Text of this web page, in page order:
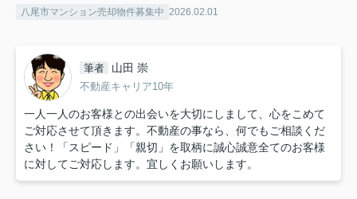
八尾市マンション売却物件募集中 2026.02.01
筆者 山田 崇
不動産キャリア10年
一人一人のお客様との出会いを大切にしまして、心をこめて
ご対応させて頂きます。不動産の事なら、何でもご相談くだ
さい！「スピード」「親切」を取柄に誠心誠意全てのお客様
に対してご対応します。宜しくお願いします。